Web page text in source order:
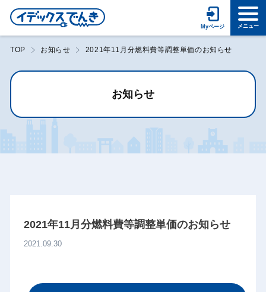
TOP お知らせ 2021年11月分燃料費等調整単価のお知らせ
お知らせ
2021年11月分燃料費等調整単価のお知らせ
2021.09.30